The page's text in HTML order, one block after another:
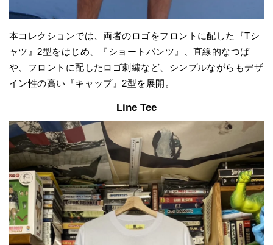
本コレクションでは、両者のロゴをフロントに配した『Tシ
ャツ』2型をはじめ、『ショートパンツ』、直線的なつば
や、フロントに配したロゴ刺繍など、シンプルながらもデザ
イン性の高い『キャップ』2型を展開。
Line Tee